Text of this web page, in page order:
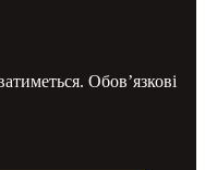
Обов’язкові